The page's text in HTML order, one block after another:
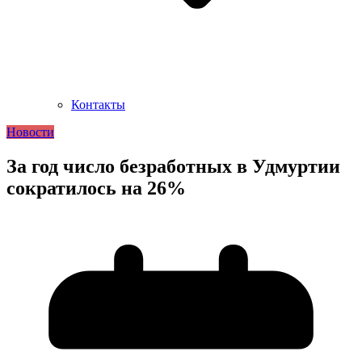
Контакты
Новости
За год число безработных в Удмуртии
сократилось на 26%